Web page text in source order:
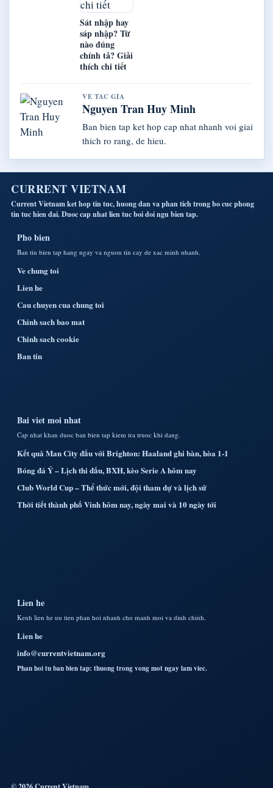
Sát nhập hay
sáp nhập? Từ
nào đúng
chính tả? Giải
thích chi tiết
VE TAC GIA
Nguyen Tran Huy Minh
Ban bien tap ket hop cap nhat nhanh voi giai
thich ro rang, de hieu.
CURRENT VIETNAM
Current Vietnam ket hop tin tuc, huong dan va phan tich trong bo cuc phong
tin tuc hien dai. Duoc cap nhat lien tuc boi doi ngu bien tap.
Pho bien
Ban tin bien tap hang ngay va nguon tin cay de xac minh nhanh.
Ve chung toi
Lien he
Cau chuyen cua chung toi
Chinh sach bao mat
Chinh sach cookie
Ban tin
Bai viet moi nhat
Cap nhat khan duoc ban bien tap kiem tra truoc khi dang.
Kết quả Man City đấu với Brighton: Haaland ghi bàn, hòa 1-1
Bóng đá Ý – Lịch thi đấu, BXH, kèo Serie A hôm nay
Club World Cup – Thể thức mới, đội tham dự và lịch sử
Thời tiết thành phố Vinh hôm nay, ngày mai và 10 ngày tới
Lien he
Kenh lien he uu tien phan hoi nhanh cho manh moi va dinh chinh.
Lien he
info@currentvietnam.org
Phan hoi tu ban bien tap: thuong trong vong mot ngay lam viec.